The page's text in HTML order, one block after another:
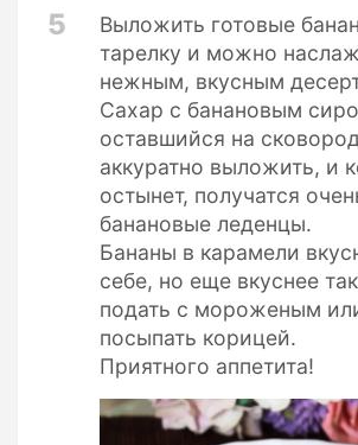
5
Выложить готовые
тарелку и можно
нежным, вкусным
Сахар с банановым
оставшийся на
аккуратно выложить, и
остынет, получатся
банановые леденцы.
Бананы в карамели
себе, но еще вкуснее
подать с мороженым
посыпать корицей.
Приятного аппетита!